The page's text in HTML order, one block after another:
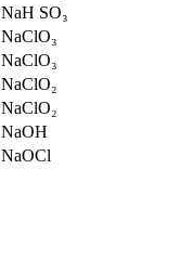
NaH SO₃
NaClO₃
NaClO₃
NaClO₂
NaClO₂
NaOH
NaOCl